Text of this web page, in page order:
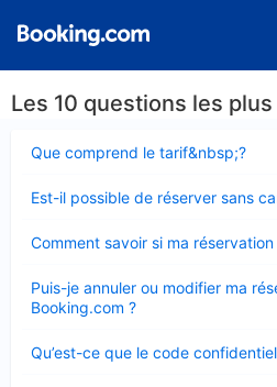
Les 10 questions les
Que comprend le tarif&nbsp;?
fermé
Est-il possible de réserver sans
fermé
Comment savoir si ma
fermé
Puis-je annuler ou modifier ma
Booking.com ?
fermé
Qu’est-ce que le code
fermé